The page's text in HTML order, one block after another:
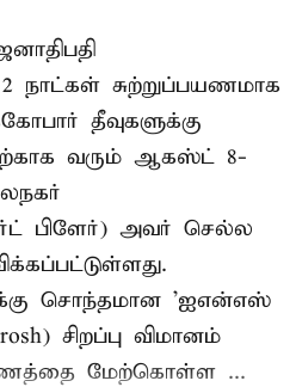
2 நாட்கள் சுற்றுப்பயணமாக
தீவுகளுக்கு
வரும் ஆகஸ்ட் 8-
பிளேர்) அவர் செல்ல
சொந்தமான 'ஐஎன்எஸ்
சிறப்பு விமானம்
மேற்கொள்ள ...